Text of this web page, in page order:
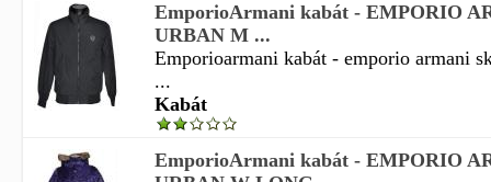
EmporioArmani kabát - EMPORIO
URBAN M ...
Emporioarmani kabát - emporio armani
...
Kabát
EmporioArmani kabát - EMPORIO